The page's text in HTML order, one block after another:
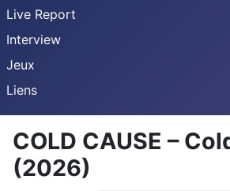
Live Report
Interview
Jeux
Liens
COLD CAUSE –
(2026)